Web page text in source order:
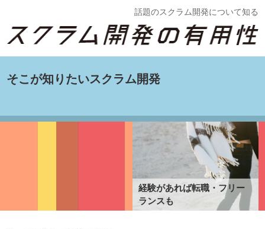
話題のスクラム開発について知る
そこが知りたいスクラム開発
経験があれば転職・フリー
ランスも